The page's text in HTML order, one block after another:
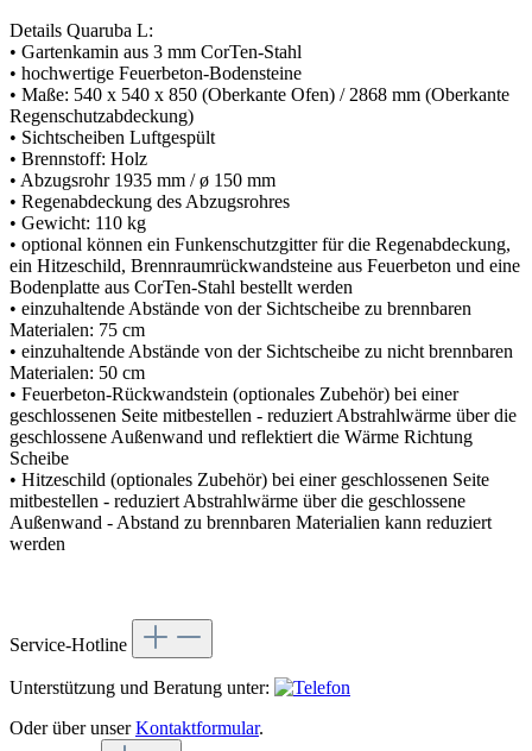
Details Quaruba L:
• Gartenkamin aus 3 mm CorTen-Stahl
• hochwertige Feuerbeton-Bodensteine
• Maße: 540 x 540 x 850 (Oberkante Ofen) / 2868 mm (Oberkante
Regenschutzabdeckung)
• Sichtscheiben Luftgespült
• Brennstoff: Holz
• Abzugsrohr 1935 mm / ø 150 mm
• Regenabdeckung des Abzugsrohres
• Gewicht: 110 kg
• optional können ein Funkenschutzgitter für die Regenabdeckung,
ein Hitzeschild, Brennraumrückwandsteine aus Feuerbeton und eine
Bodenplatte aus CorTen-Stahl bestellt werden
• einzuhaltende Abstände von der Sichtscheibe zu brennbaren
Materialen: 75 cm
• einzuhaltende Abstände von der Sichtscheibe zu nicht brennbaren
Materialen: 50 cm
• Feuerbeton-Rückwandstein (optionales Zubehör) bei einer
geschlossenen Seite mitbestellen - reduziert Abstrahlwärme über die
geschlossene Außenwand und reflektiert die Wärme Richtung
Scheibe
• Hitzeschild (optionales Zubehör) bei einer geschlossenen Seite
mitbestellen - reduziert Abstrahlwärme über die geschlossene
Außenwand - Abstand zu brennbaren Materialien kann reduziert
werden
Service-Hotline
Unterstützung und Beratung unter:
Oder über unserKontaktformular.